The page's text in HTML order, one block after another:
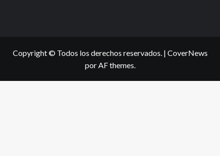
Copyright © Todos los derechos reservados. | CoverNews
por AF themes.